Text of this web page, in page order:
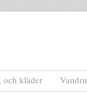
och kläder